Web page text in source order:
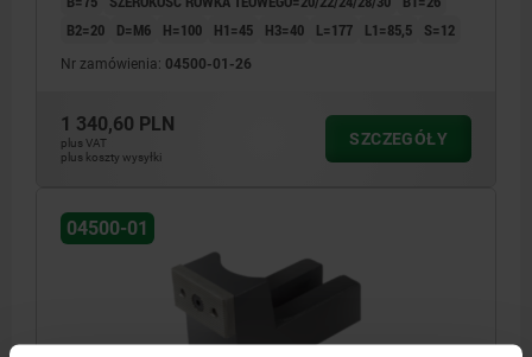
B2=20
D=M6 H=100 H1=45 H3=40 L=177 L1=85,5 S=12
Nr zamówienia: 04500-01-26
1 340,60 PLN
plus VAT
plus koszty wysyłki
SZCZEGÓŁY
04500-01